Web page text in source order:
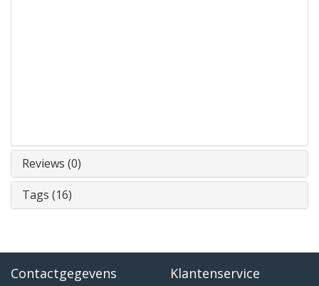
Reviews (0)
Tags (16)
Contactgegevens Klantenservice